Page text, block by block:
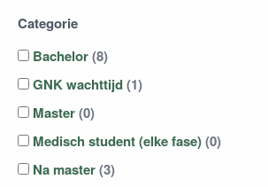
Categorie
Bachelor(8)
GNK wachttijd(1)
Master(0)
Medisch student (elke fase)(0)
Na master(3)